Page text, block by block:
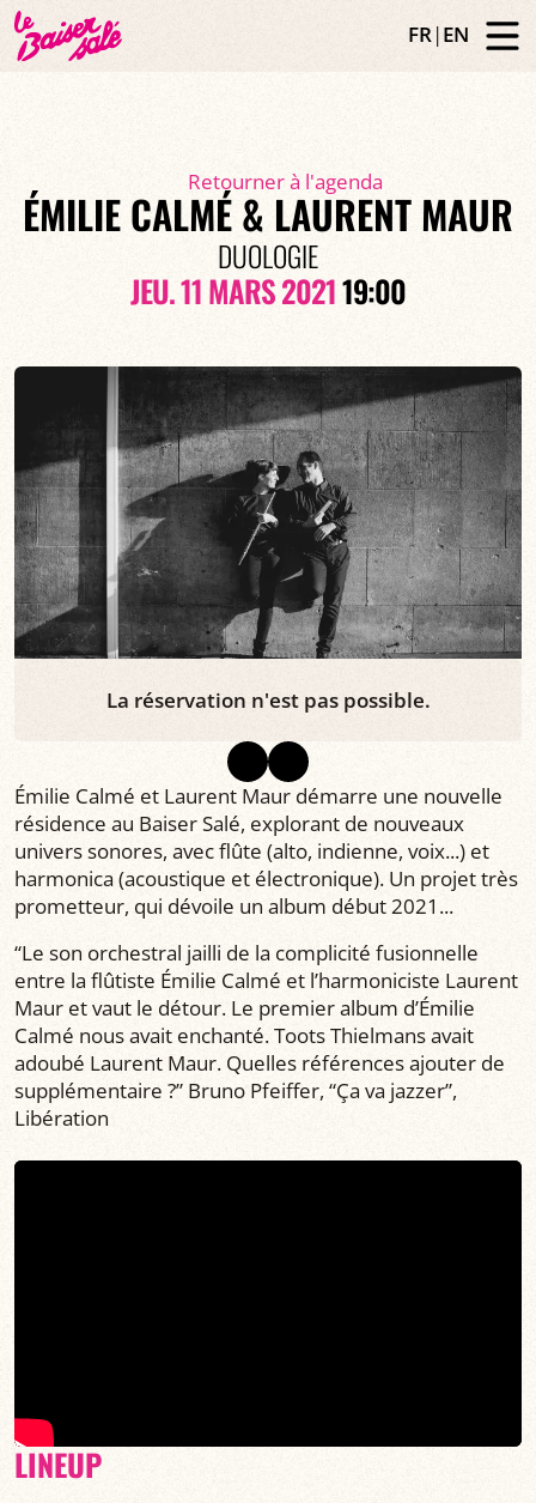
FR|EN
Retourner à l'agenda
ÉMILIE CALMÉ & LAURENT MAUR
DUOLOGIE
JEU. 11 MARS 202119:00
La réservation n'est pas possible.
Émilie Calmé et Laurent Maur démarre une nouvelle
résidence au Baiser Salé, explorant de nouveaux
univers sonores, avec flûte (alto, indienne, voix...) et
harmonica (acoustique et électronique). Un projet très
prometteur, qui dévoile un album début 2021...
“Le son orchestral jailli de la complicité fusionnelle
entre la flûtiste Émilie Calmé et l’harmoniciste Laurent
Maur et vaut le détour. Le premier album d’Émilie
Calmé nous avait enchanté. Toots Thielmans avait
adoubé Laurent Maur. Quelles références ajouter de
supplémentaire ?” Bruno Pfeiffer, “Ça va jazzer”,
Libération
LINEUP